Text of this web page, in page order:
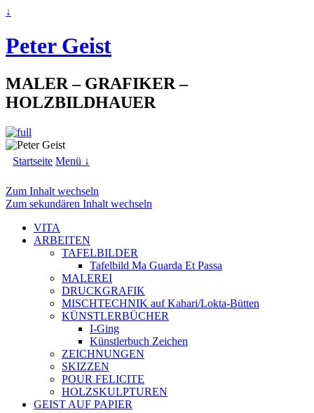
↓
Peter Geist
MALER – GRAFIKER –
HOLZBILDHAUER
Startseite Menü ↓
Zum Inhalt wechseln
Zum sekundären Inhalt wechseln
VITA
ARBEITEN
TAFELBILDER
Tafelbild Ma Guarda Et Passa
MALEREI
DRUCKGRAFIK
MISCHTECHNIK auf Kahari/Lokta-Bütten
KÜNSTLERBÜCHER
I-Ging
Künstlerbuch Zeichen
ZEICHNUNGEN
SKIZZEN
POUR FELICITE
HOLZSKULPTUREN
GEIST AUF PAPIER